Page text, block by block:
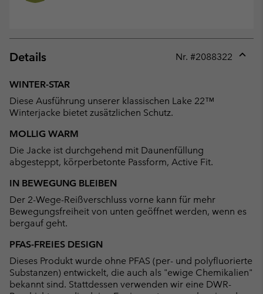
Details Nr. #2088322
WINTER-STAR
Diese Ausführung unserer klassischen Lake 22™
Winterjacke bietet zusätzlichen Schutz.
MOLLIG WARM
Die Jacke ist durchgehend mit Daunenfüllung
abgesteppt, körperbetonte Passform, Active Fit.
IN BEWEGUNG BLEIBEN
Der 2-Wege-Reißverschluss vorne kann für mehr
Bewegungsfreiheit von unten geöffnet werden, wenn es
bergauf geht.
PFAS-FREIES DESIGN
Dieses Produkt wurde ohne PFAS (per- und polyfluorierte
Substanzen) entwickelt, die auch als "ewige Chemikalien"
bekannt sind. Stattdessen verwenden wir eine DWR-